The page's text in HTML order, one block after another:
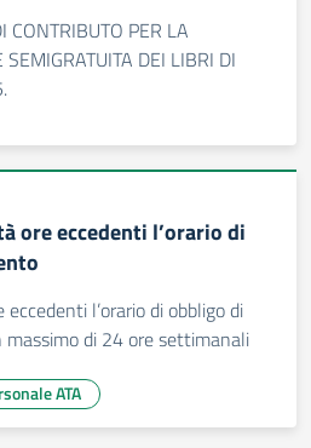
PER LA
DEI LIBRI DI
ore eccedenti l’orario di
l’orario di obbligo di
di 24 ore settimanali
ATA